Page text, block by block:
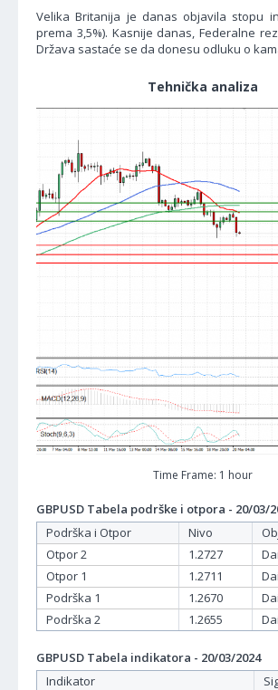
Velika Britanija je danas objavila stopu
prema 3,5%). Kasnije danas, Federalne
Država sastaće se da donesu odluku o
Tehnička analiza
Time Frame: 1 hour
GBPUSD Tabela podrške i otpora - 20/03/
Podrška i Otpor
Nivo
Otpor 2
1.2727
Otpor 1
1.2711
Podrška 1
1.2670
Podrška 2
1.2655
GBPUSD Tabela indikatora - 20/03/2024
Indikator